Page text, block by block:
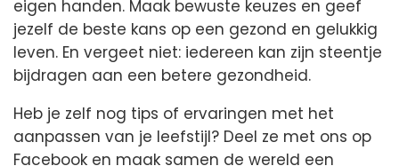
eigen handen. Maak bewuste keuzes en geef
jezelf de beste kans op een gezond en gelukkig
leven. En vergeet niet: iedereen kan zijn steentje
bijdragen aan een betere gezondheid.
Heb je zelf nog tips of ervaringen met het
aanpassen van je leefstijl? Deel ze met ons op
Facebook en maak samen de wereld een